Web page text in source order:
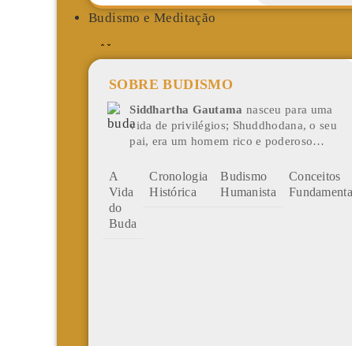
Budismo e Meditação
SOBRE BUDISMO
Siddhartha Gautama nasceu para uma
vida de privilégios; Shuddhodana, o seu
pai, era um homem rico e poderoso…
A
Vida
do
Buda
Cronologia
Histórica
Budismo
Humanista
Conceitos